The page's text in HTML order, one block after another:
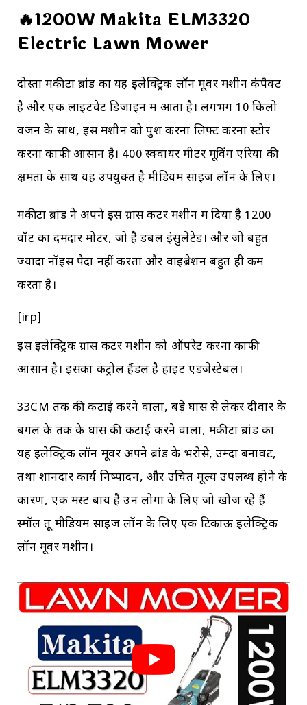
🔥1200W Makita ELM3320
Electric Lawn Mower
दोस्तों मकीटा ब्रांड का यह इलेक्ट्रिक लॉन मूवर मशीन कंपैक्ट
है और एक लाइटवेट डिजाइन में आता है। लगभग 10 किलो
वजन के साथ, इस मशीन को पुश करना लिफ्ट करना स्टोर
करना काफी आसान है। 400 स्क्वायर मीटर मूविंग एरिया की
क्षमता के साथ यह उपयुक्त है मीडियम साइज लॉन के लिए।
मकीटा ब्रांड ने अपने इस ग्रास कटर मशीन में दिया है 1200
वॉट का दमदार मोटर, जो है डबल इंसुलेटेड। और जो बहुत
ज्यादा नॉइस पैदा नहीं करता और वाइब्रेशन बहुत ही कम
करता है।
[irp]
इस इलेक्ट्रिक ग्रास कटर मशीन को ऑपरेट करना काफी
आसान है। इसका कंट्रोल हैंडल है हाइट एडजेस्टेबल।
33CM तक की कटाई करने वाला, बड़े घास से लेकर दीवार के
बगल के तक के घास की कटाई करने वाला, मकीटा ब्रांड का
यह इलेक्ट्रिक लॉन मूवर अपने ब्रांड के भरोसे, उम्दा बनावट,
तथा शानदार कार्य निष्पादन, और उचित मूल्य उपलब्ध होने के
कारण, एक मस्ट बाय है उन लोगों के लिए जो खोज रहे हैं
स्मॉल तू मीडियम साइज लॉन के लिए एक टिकाऊ इलेक्ट्रिक
लॉन मूवर मशीन।